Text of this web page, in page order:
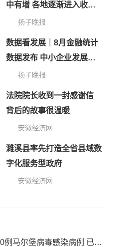
中有增 各地逐渐进入收获
扬子晚报
数据看发展｜8月金融统计
数据发布 中小企业发展指
数连续上升
扬子晚报
法院院长收到一封感谢信
背后的故事很温暖
安徽经济网
濉溪县率先打造全省县域数
字化服务型政府
安徽经济网
卢旺达出现20例马尔堡病毒感染病例 已有6人死亡